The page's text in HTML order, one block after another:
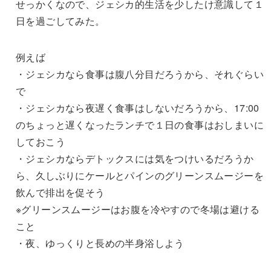
せっかくなので、ジェシカ的生活を少したけ意識して１
日を過ごしてみた。
例えば
・ジェシカなら食事は腹八分目だろうから、それぐらい
で
・ジェシカなら夜遅く食事はしないだろうから、17:00
のちょっと遅くなったランチで１日の食事はおしまいに
しておこう
・ジェシカならデトックスには気をつけいるだろうか
ら、久しぶりにケールとパインのグリーンスムージーを
飲んで排出を促そう
※グリーンスムージーはお腹を冷やすので冬場は避ける
こと
・夜、ゆっくりと長めの半身浴しよう